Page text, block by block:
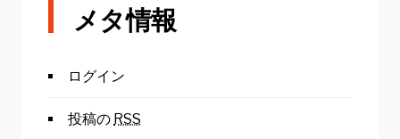
メタ情報
ログイン
投稿の RSS